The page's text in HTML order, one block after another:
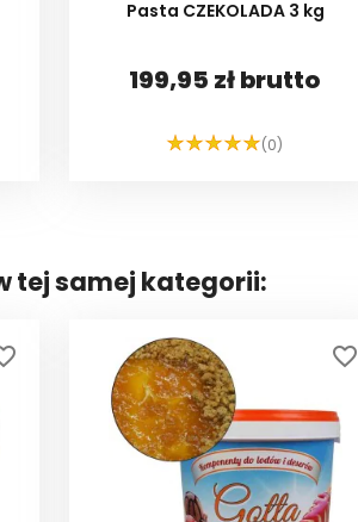
Pasta CZEKOLADA 3 kg
199,95 zł brutto
(0)
tej samej kategorii:
favorite_border